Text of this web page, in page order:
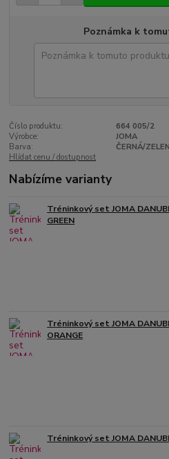
Poznámka k
Číslo produktu:
664 005/2
Výrobce:
JOMA
Barva:
ČERNÁ/
Hlídat cenu / dostupnost
Nabízíme varianty
Tréninkový set JOMA
GREEN
Tréninkový set JOMA
ORANGE
Tréninkový set JOMA